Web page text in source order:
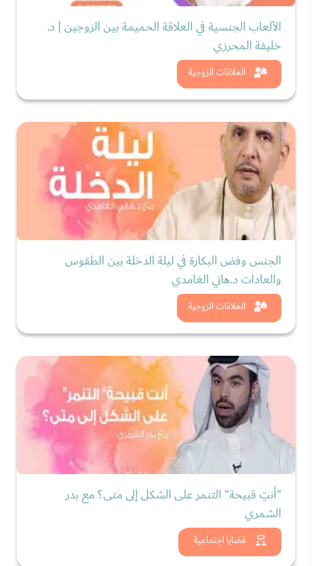
العلاقات الزوجية
الألعاب الجنسية في العلاقة الحميمة بين الزوجين | د.
خليفة المحرزي
شاهد الان
العلاقات الزوجية
الجنس وفض البكارة في ليلة الدخلة بين الطقوس
والعادات د.هاني الغامدي
شاهد الان
قضايا اجتماعية
"أنتِ قبيحة" التنمر على الشكل إلى متى؟ مع بدر
الشمري
شاهد الان